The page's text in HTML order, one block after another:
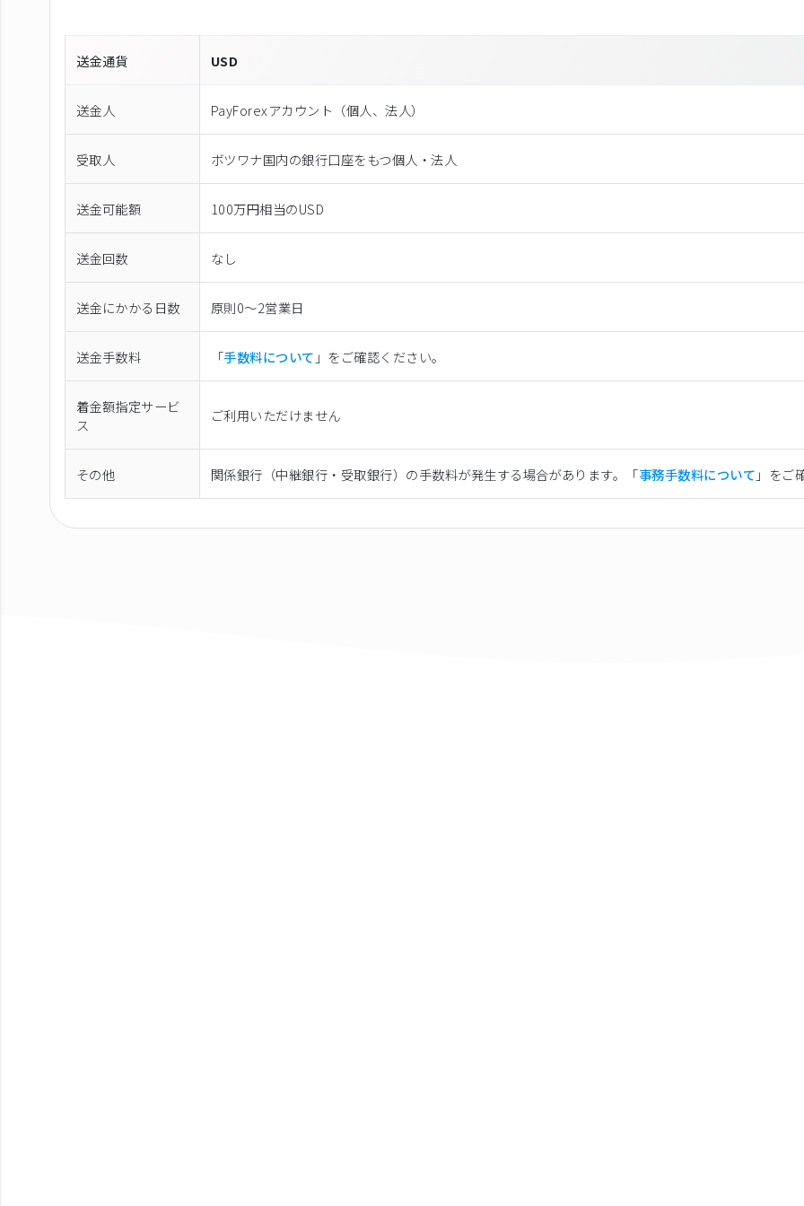
送金通貨 USD
送金人 PayForexアカウント（個⼈、法⼈）
受取人 ボツワナ国内の銀行口座をもつ個人・法人
送金可能額 100万円相当のUSD
送金回数 なし
送金にかかる日数 原則0〜2営業日
送金手数料 「手数料について 」をご確認ください。
着金額指定サービ
ス
ご利用いただけません
その他 関係銀行（中継銀行・受取銀行）の手数料が発生する場合があります。「事務手数料について 」をご